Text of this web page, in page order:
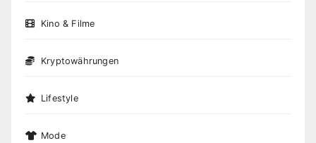
Kino & Filme
Kryptowährungen
Lifestyle
Mode